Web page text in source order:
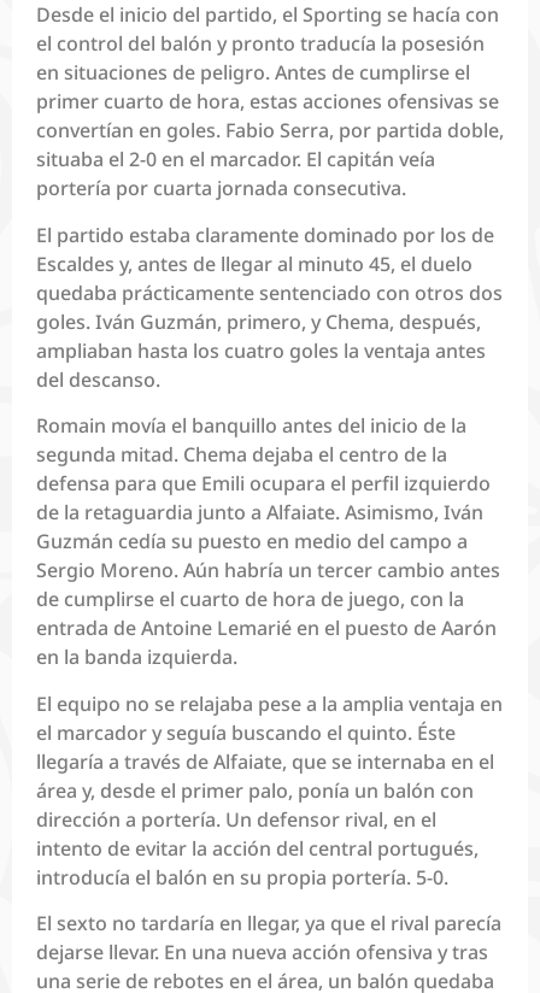
Desde el inicio del partido, el Sporting se hacía con
el control del balón y pronto traducía la posesión
en situaciones de peligro. Antes de cumplirse el
primer cuarto de hora, estas acciones ofensivas se
convertían en goles. Fabio Serra, por partida doble,
situaba el 2-0 en el marcador. El capitán veía
portería por cuarta jornada consecutiva.
El partido estaba claramente dominado por los de
Escaldes y, antes de llegar al minuto 45, el duelo
quedaba prácticamente sentenciado con otros dos
goles. Iván Guzmán, primero, y Chema, después,
ampliaban hasta los cuatro goles la ventaja antes
del descanso.
Romain movía el banquillo antes del inicio de la
segunda mitad. Chema dejaba el centro de la
defensa para que Emili ocupara el perfil izquierdo
de la retaguardia junto a Alfaiate. Asimismo, Iván
Guzmán cedía su puesto en medio del campo a
Sergio Moreno. Aún habría un tercer cambio antes
de cumplirse el cuarto de hora de juego, con la
entrada de Antoine Lemarié en el puesto de Aarón
en la banda izquierda.
El equipo no se relajaba pese a la amplia ventaja en
el marcador y seguía buscando el quinto. Éste
llegaría a través de Alfaiate, que se internaba en el
área y, desde el primer palo, ponía un balón con
dirección a portería. Un defensor rival, en el
intento de evitar la acción del central portugués,
introducía el balón en su propia portería. 5-0.
El sexto no tardaría en llegar, ya que el rival parecía
dejarse llevar. En una nueva acción ofensiva y tras
una serie de rebotes en el área, un balón quedaba